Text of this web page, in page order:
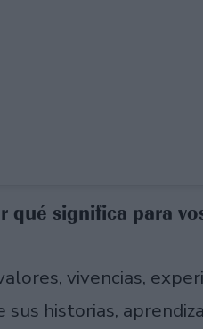
qué significa para
vivencias,
sus historias,